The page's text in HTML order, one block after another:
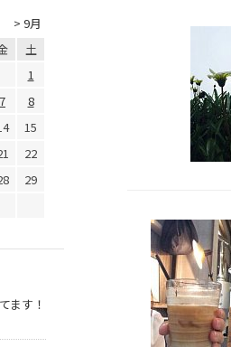
> 9月
土
1
7
8
15
22
29
ます！